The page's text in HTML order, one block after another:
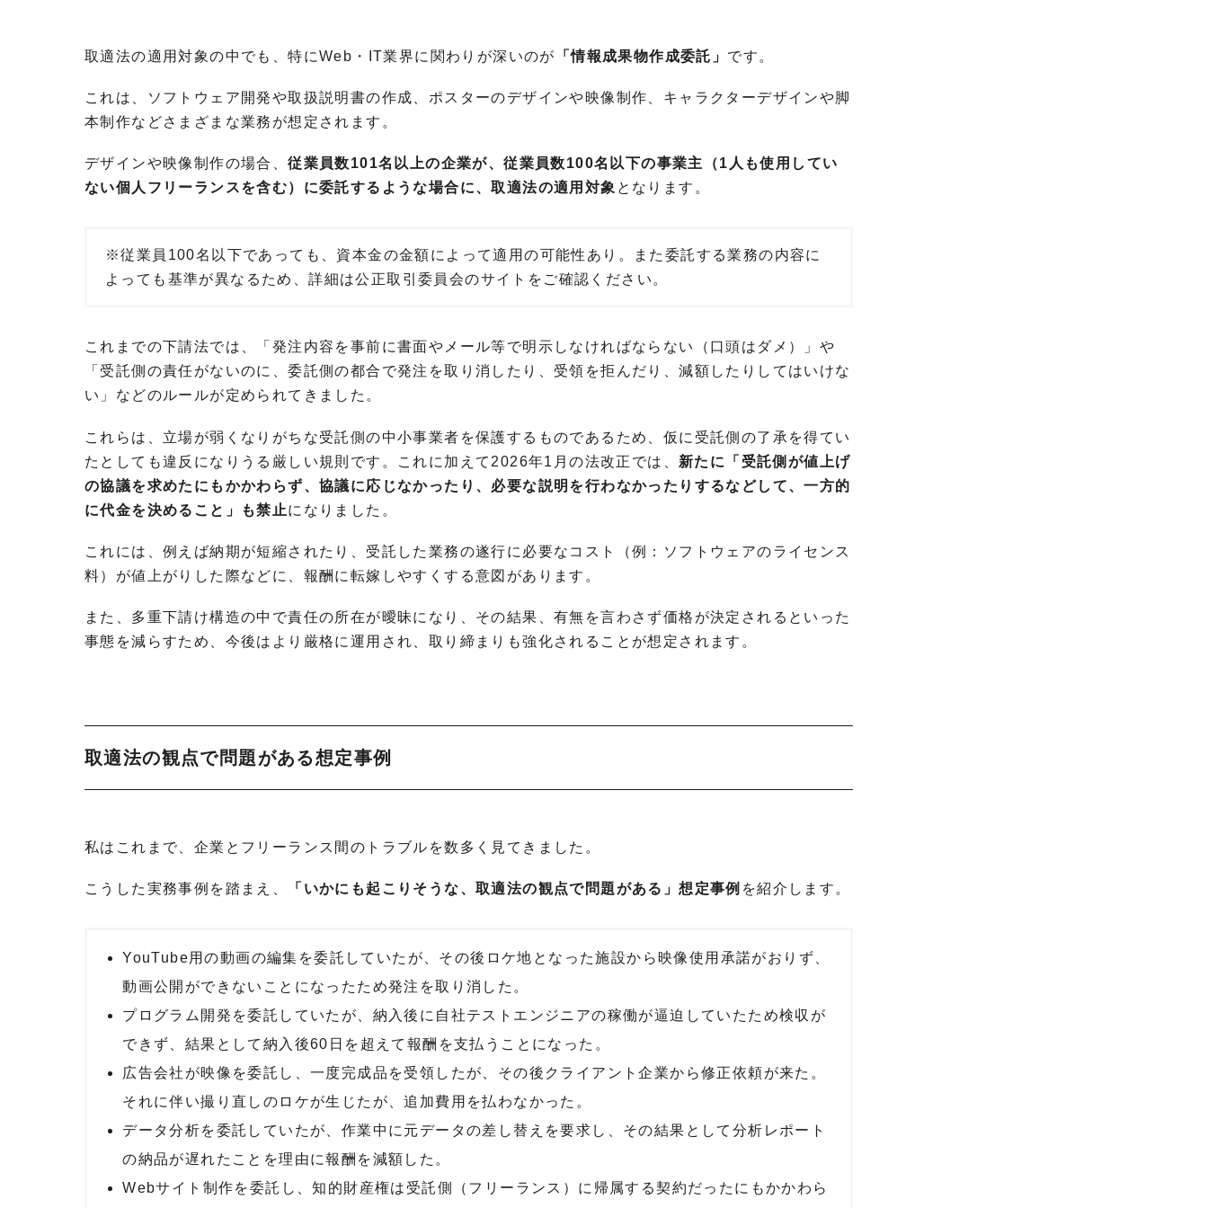
取適法の適用対象の中でも、特にWeb・IT業界に関わりが深いのが 「情報成果物作成委託」 です。
これは、ソフトウェア開発や取扱説明書の作成、ポスターのデザインや映像制作、キャラクターデザインや脚
本制作などさまざまな業務が想定されます。
デザインや映像制作の場合、従業員数101名以上の企業が、従業員数100名以下の事業主（1人も使用してい
ない個人フリーランスを含む）に委託するような場合に、取適法の適用対象 となります。
※従業員100名以下であっても、資本金の金額によって適用の可能性あり。また委託する業務の内容に
よっても基準が異なるため、詳細は公正取引委員会のサイトをご確認ください。
これまでの下請法では、「発注内容を事前に書面やメール等で明示しなければならない（口頭はダメ）」や
「受託側の責任がないのに、委託側の都合で発注を取り消したり、受領を拒んだり、減額したりしてはいけな
い」などのルールが定められてきました。
これらは、立場が弱くなりがちな受託側の中小事業者を保護するものであるため、仮に受託側の了承を得てい
たとしても違反になりうる厳しい規則です。これに加えて2026年1月の法改正では、 新たに「受託側が値上げ
の協議を求めたにもかかわらず、協議に応じなかったり、必要な説明を行わなかったりするなどして、一方的
に代金を決めること」も禁止になりました。
これには、例えば納期が短縮されたり、受託した業務の遂行に必要なコスト（例：ソフトウェアのライセンス
料）が値上がりした際などに、報酬に転嫁しやすくする意図があります。
また、多重下請け構造の中で責任の所在が曖昧になり、その結果、有無を言わさず価格が決定されるといった
事態を減らすため、今後はより厳格に運用され、取り締まりも強化されることが想定されます。
取適法の観点で問題がある想定事例
私はこれまで、企業とフリーランス間のトラブルを数多く見てきました。
こうした実務事例を踏まえ、 「いかにも起こりそうな、取適法の観点で問題がある」想定事例 を紹介します。
YouTube用の動画の編集を委託していたが、その後ロケ地となった施設から映像使用承諾がおりず、
動画公開ができないことになったため発注を取り消した。
プログラム開発を委託していたが、納入後に自社テストエンジニアの稼働が逼迫していたため検収が
できず、結果として納入後60日を超えて報酬を支払うことになった。
広告会社が映像を委託し、一度完成品を受領したが、その後クライアント企業から修正依頼が来た。
それに伴い撮り直しのロケが生じたが、追加費用を払わなかった。
データ分析を委託していたが、作業中に元データの差し替えを要求し、その結果として分析レポート
の納品が遅れたことを理由に報酬を減額した。
Webサイト制作を委託し、知的財産権は受託側（フリーランス）に帰属する契約だったにもかかわら